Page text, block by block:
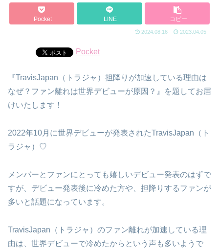
Pocket LINE コピー
2024.08.16 2023.04.05
Pocket
『TravisJapan（トラジャ）担降りが加速している理由は
なぜ？ファン離れは世界デビューが原因？』を題してお届
けいたします！
2022年10月に世界デビューが発表されたTravisJapan（ト
ラジャ）♡
メンバーとファンにとっても嬉しいデビュー発表のはずで
すが、デビュー発表後に冷めた方や、担降りするファンが
多いと話題になっています。
TravisJapan（トラジャ）のファン離れが加速している理
由は、世界デビューで冷めたからという声も多いようで